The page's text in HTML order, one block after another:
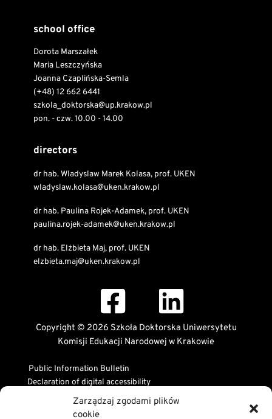
Zarządzaj zgodami plików
cookie
school office
Dorota Marszałek
Maria Leszczyńska
Joanna Czaplińska-Semla
(+48) 12 662 6441
szkola_doktorska@up.krakow.pl
pon. - czw. 10.00 - 14.00
directors
dr hab. Wladyslaw Marek Kolasa, prof. UKEN
wladyslaw.kolasa@uken.krakow.pl
dr hab. Paulina Rojek-Adamek, prof. UKEN
paulina.rojek-adamek@uken.krakow.pl
dr hab. Elżbieta Maj, prof. UKEN
elzbieta.maj@uken.krakow.pl
Copyright © 2026 Szkoła Doktorska Uniwersytetu
Komisji Edukacji Narodowej w Krakowie
Public Information Bulletin
Declaration of digital accessibility
RODO Statement
Privacy and Cookies Policy